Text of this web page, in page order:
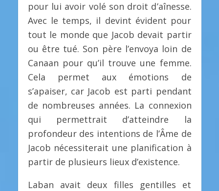
pour lui avoir volé son droit d’aînesse.
Avec le temps, il devint évident pour
tout le monde que Jacob devait partir
ou être tué. Son père l’envoya loin de
Canaan pour qu’il trouve une femme.
Cela permet aux émotions de
s’apaiser, car Jacob est parti pendant
de nombreuses années. La connexion
qui permettrait d’atteindre la
profondeur des intentions de l’Âme de
Jacob nécessiterait une planification à
partir de plusieurs lieux d’existence.
Laban avait deux filles gentilles et